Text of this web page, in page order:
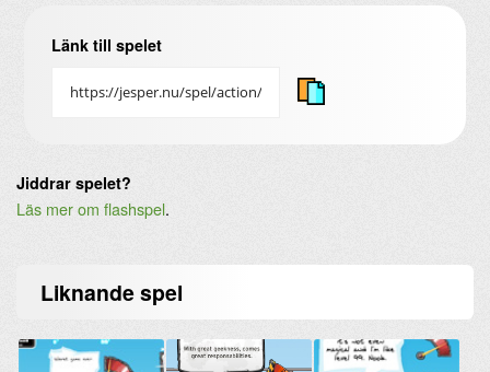
Länk till spelet
Jiddrar spelet?
Läs mer om flashspel.
Liknandespel